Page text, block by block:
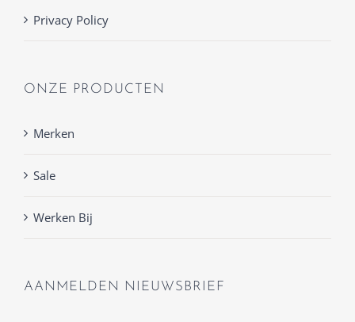
Privacy Policy
ONZE PRODUCTEN
Merken
Sale
Werken Bij
AANMELDEN NIEUWSBRIEF